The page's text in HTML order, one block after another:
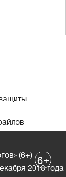
(6+)
2018 года
6+